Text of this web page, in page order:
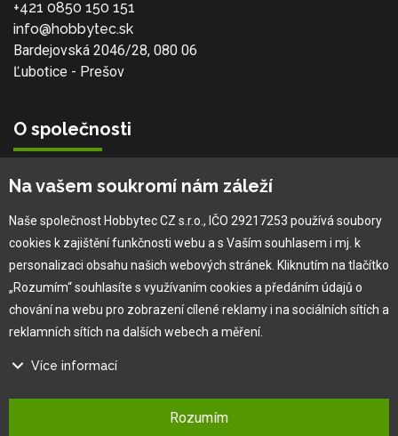
+421 0850 150 151
info@hobbytec.sk
Bardejovská 2046/28, 080 06
Ľubotice - Prešov
O společnosti
Vlastní výroba
Náš tým
O nás
Pro zákazníka
Obchodní podmínky
Jak na reklamaci
Na vašem soukromí nám záleží
Naše společnost Hobbytec CZ s.r.o., IČO 29217253 používá soubory
cookies k zajištění funkčnosti webu a s Vaším souhlasem i mj. k
personalizaci obsahu našich webových stránek. Kliknutím na tlačítko
„Rozumím“ souhlasíte s využívaním cookies a předáním údajů o
chování na webu pro zobrazení cílené reklamy i na sociálních sítích a
reklamních sítích na dalších webech a měření.
Více informací
Na našem webu používáme několik druhů kategorií cookies:
Rozumím